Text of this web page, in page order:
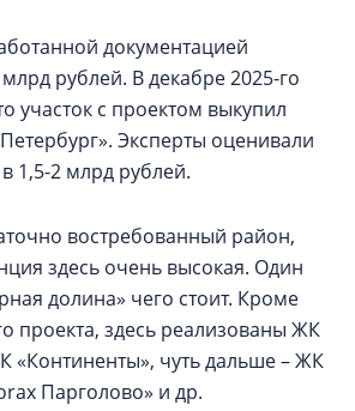
документацией
рублей. В декабре 2025-го
участок с проектом выкупил
Эксперты оценивали
1,5-2 млрд рублей.
востребованный район,
здесь очень высокая. Один
долина» чего стоит. Кроме
проекта, здесь реализованы ЖК
«Континенты», чуть дальше – ЖК
Парголово» и др.